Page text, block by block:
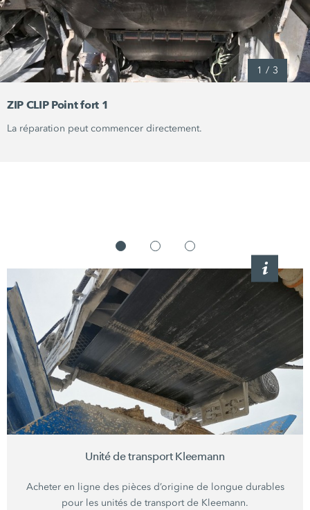
1 / 3
ZIP CLIP Point fort 1
La réparation peut commencer directement.
Unité de transport Kleemann
Acheter en ligne des pièces d’origine de longue durables
pour les unités de transport de Kleemann.